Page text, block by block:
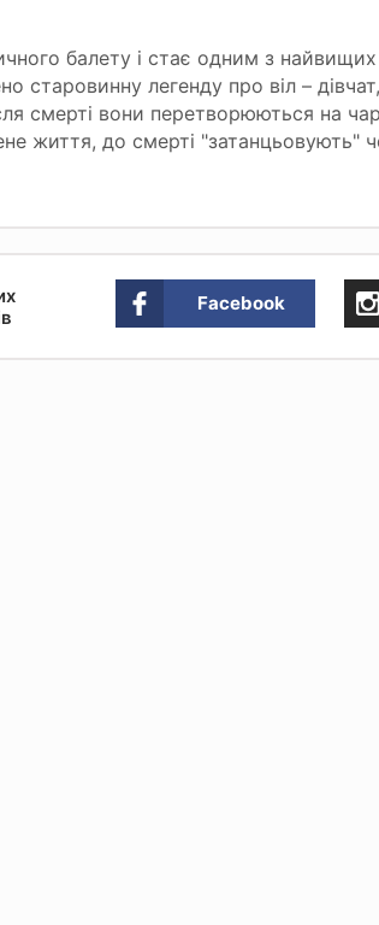
балету і стає одним з
старовинну легенду про віл –
смерті вони перетворюються на
життя, до смерті "затанцьовують"
Facebook